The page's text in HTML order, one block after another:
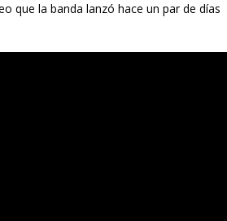
que la banda lanzó hace un par de